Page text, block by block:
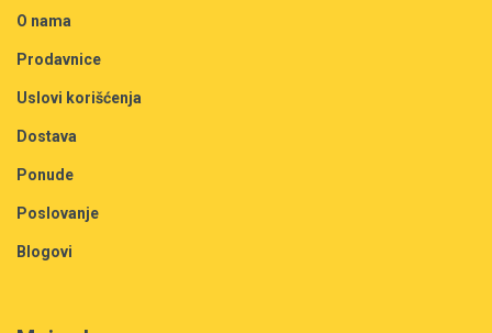
O nama
Prodavnice
Uslovi korišćenja
Dostava
Ponude
Poslovanje
Blogovi